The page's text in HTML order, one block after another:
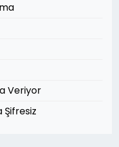
Veriyor
Şifresiz